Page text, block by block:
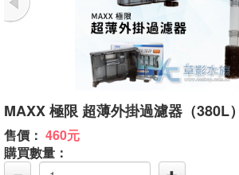
MAXX 極限 超薄外掛過濾器（380L）
售價： 460元
購買數量：